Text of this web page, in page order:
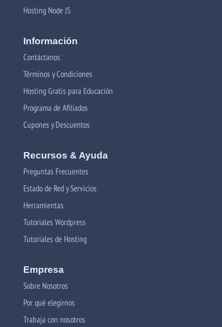
Hosting Node JS
Información
Contáctanos
Términos y Condiciones
Hosting Gratis para Educación
Programa de Afiliados
Cupones y Descuentos
Recursos & Ayuda
Preguntas Frecuentes
Estado de Red y Servicios
Herramientas
Tutoriales Wordpress
Tutoriales de Hosting
Empresa
Sobre Nosotros
Por qué elegirnos
Trabaja con nosotros